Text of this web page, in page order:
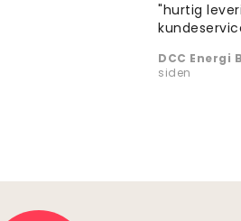
"hurtig
DCC Energi
siden